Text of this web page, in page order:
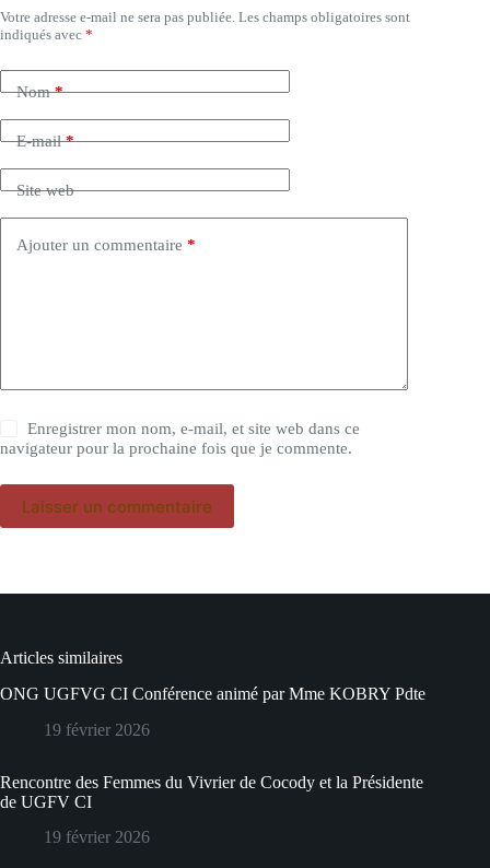
Votre adresse e-mail ne sera pas publiée. Les champs obligatoires sont
indiqués avec *
Nom*
E-mail*
Site web
Ajouter un commentaire *
Enregistrer mon nom, e-mail, et site web dans ce
navigateur pour la prochaine fois que je commente.
Laisser un commentaire
Articles similaires
ONG UGFVG CI Conférence animé par Mme KOBRY Pdte
19 février 2026
Rencontre des Femmes du Vivrier de Cocody et la Présidente
de UGFV CI
19 février 2026